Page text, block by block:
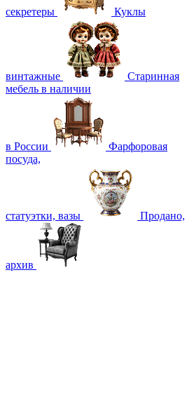
секретеры Куклы
винтажные
Старинная
мебель в наличии
в России
Фарфоровая
посуда,
статуэтки, вазы Продано,
архив